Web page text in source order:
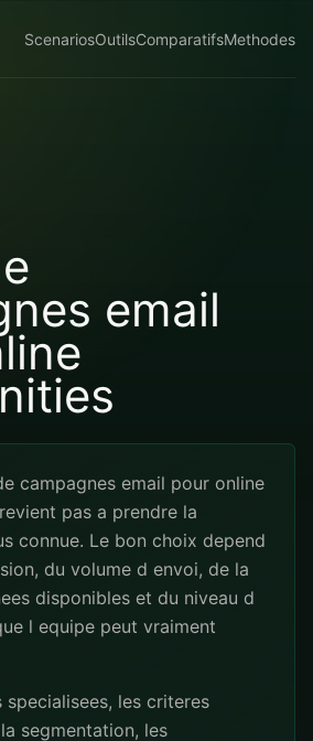
ScenariosOutilsComparatifsMethodes
email
campagnes email pour online
pas a prendre la
connue. Le bon choix depend
du volume d envoi, de la
disponibles et du niveau d
l equipe peut vraiment
specialisees, les criteres
segmentation, les